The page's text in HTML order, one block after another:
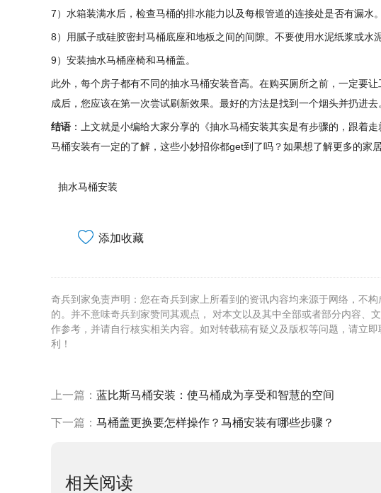
7）水箱装满水后，检查马桶的排水能力以及每根管道的连接处是否有漏水。
8）用腻子或硅胶密封马桶底座和地板之间的间隙。不要使用水泥纸浆或水
9）安装抽水马桶座椅和马桶盖。
此外，每个房子都有不同的抽水马桶安装音高。在购买厕所之前，一定要
成后，您应该在第一次尝试刷新效果。最好的方法是找到一个烟头并扔进
结语 ：上文就是小编给大家分享的《抽水马桶安装其实是有步骤的，跟着
马桶安装有一定的了解，这些小妙招你都get到了吗？如果想了解更多的家
抽水马桶安装
添加收藏
奇兵到家免责声明：您在奇兵到家上所看到的资讯内容均来源于网络，不
的。并不意味奇兵到家赞同其观点， 对本文以及其中全部或者部分内容、
作参考，并请自行核实相关内容。如对转载稿有疑义及版权等问题，请立
利！
上一篇： 蓝比斯马桶安装：使马桶成为享受和智慧的空间
下一篇： 马桶盖更换要怎样操作？马桶安装有哪些步骤？
相关阅读